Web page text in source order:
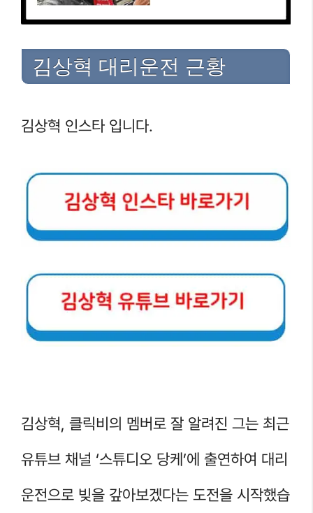
김상혁 대리운전 근황
김상혁 인스타 입니다.
김상혁, 클릭비의 멤버로 잘 알려진 그는 최근
유튜브 채널 ‘스튜디오 당케’에 출연하여 대리
운전으로 빚을 갚아보겠다는 도전을 시작했습